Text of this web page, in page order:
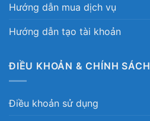
Hướng dẫn mua dịch vụ
Hướng dẫn tạo tài khoản
ĐIỀU KHOẢN & CHÍNH SÁCH
Điều khoản sử dụng